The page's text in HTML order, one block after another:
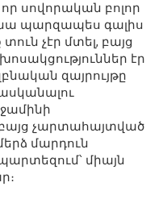
սովորական բոլոր
պարզապես գալիս
չէր մտել, բայց
էր
զայրույթը
բայց չարտահայտված
մարդուն
միայն